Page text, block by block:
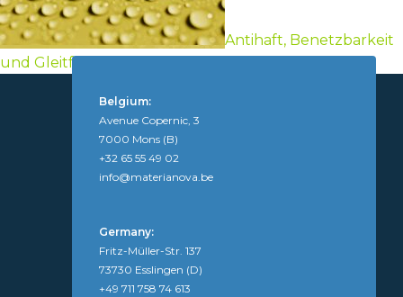
Antihaft, Benetzbarkeit
und Gleitfähigkeit
Belgium:
Avenue Copernic, 3
7000 Mons (B)
+32 65 55 49 02
info@materianova.be
Germany:
Fritz-Müller-Str. 137
73730 Esslingen (D)
+49 711 758 74 613